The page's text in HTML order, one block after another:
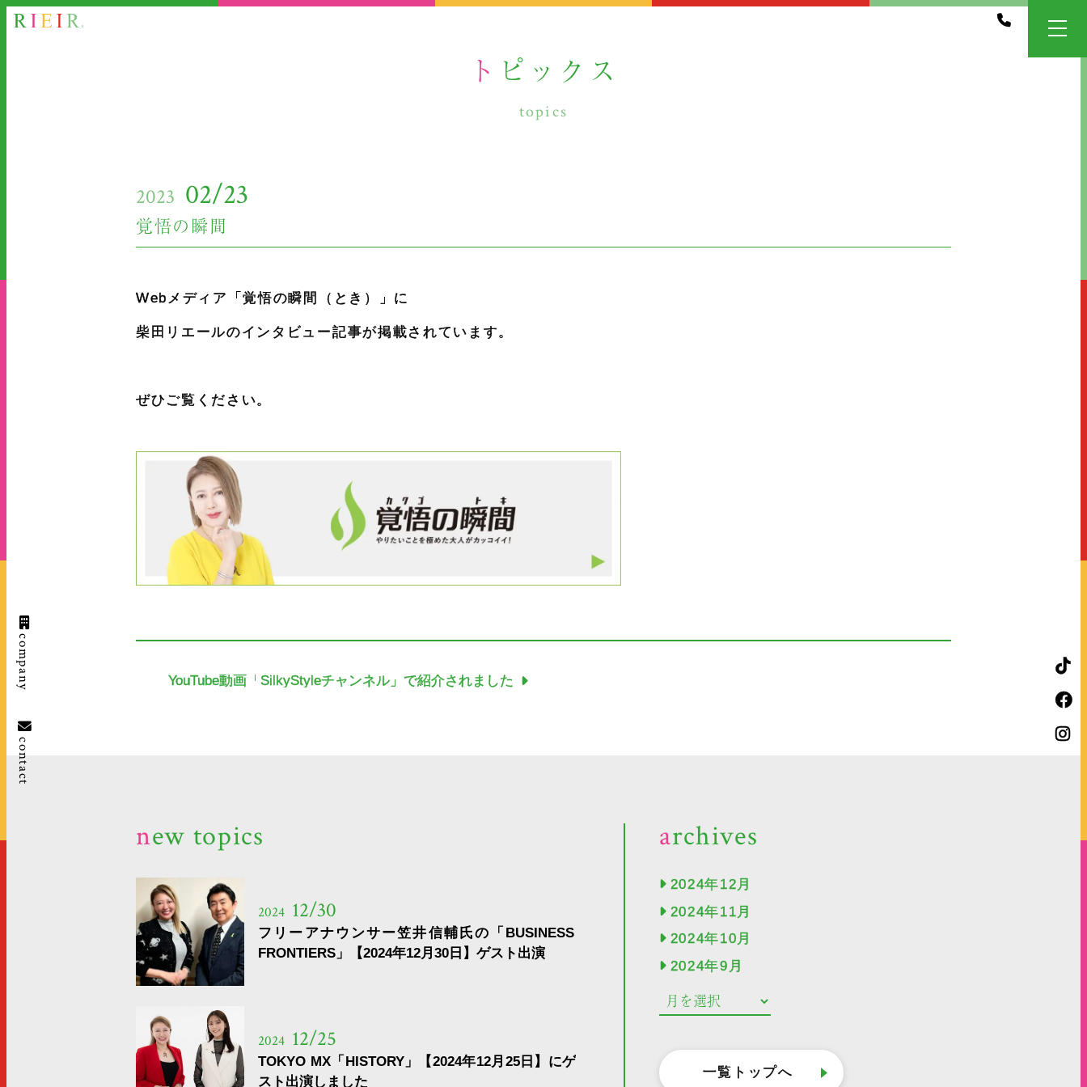
company
contact
トピックス
topics
2023 02/23
覚悟の瞬間
Webメディア「覚悟の瞬間（とき）」に
柴田リエールのインタビュー記事が掲載されています。
ぜひご覧ください。
YouTube動画「SilkyStyleチャンネル」で紹介されました
new topics
2024 12/30
フリーアナウンサー笠井信輔氏の「BUSINESS
FRONTIERS」【2024年12月30日】ゲスト出演
2024 12/25
TOKYO MX「HISTORY」【2024年12月25日】にゲ
スト出演しました
archives
2024年12月
2024年11月
2024年10月
2024年9月
一覧トップへ